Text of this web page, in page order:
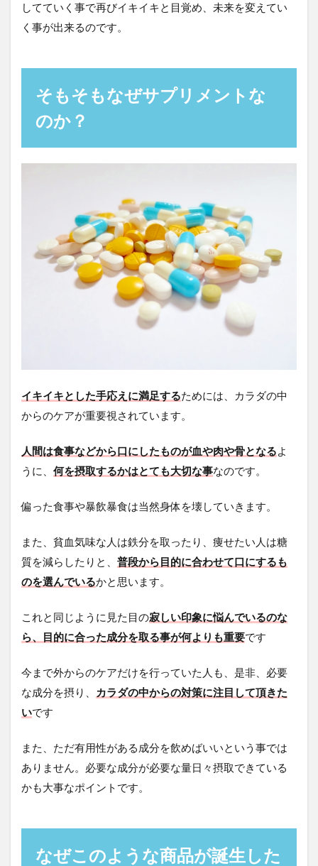
してていく事で再びイキイキと目覚め、未来を変えてい
く事が出来るのです。
そもそもなぜサプリメントな
のか？
イキイキとした手応えに満足するためには、カラダの中
からのケアが重要視されています。
人間は食事などから口にしたものが血や肉や骨となるよ
うに、 何を摂取するかはとても大切な事なのです。
偏った食事や暴飲暴食は当然身体を壊していきます。
また、貧血気味な人は鉄分を取ったり、痩せたい人は糖
質を減らしたりと、 普段から目的に合わせて口にするも
のを選んでいるかと思います。
これと同じように見た目の寂しい印象に悩んでいるのな
ら、目的に合った成分を取る事が何よりも重要です
今まで外からのケアだけを行っていた人も、是非、必要
な成分を摂り、
カラダの中からの対策に注目して頂きた
いです
また、ただ有用性がある成分を飲めばいいという事では
ありません。必要な成分が必要な量日々摂取できている
かも大事なポイントです。
なぜこのような商品が誕生した